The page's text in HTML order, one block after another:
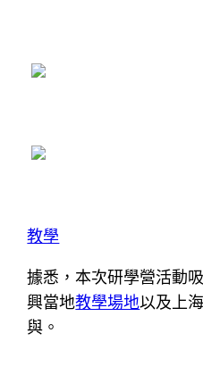
教學
據悉，本次研學營活動
興當地教學場地以及上
與。